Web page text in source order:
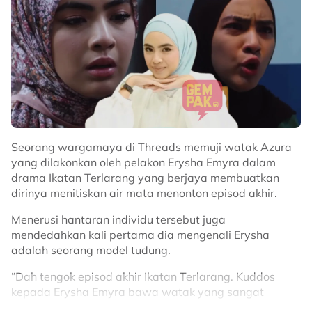
Seorang wargamaya di Threads memuji watak Azura
yang dilakonkan oleh pelakon Erysha Emyra dalam
drama Ikatan Terlarang yang berjaya membuatkan
dirinya menitiskan air mata menonton episod akhir.
Menerusi hantaran individu tersebut juga
mendedahkan kali pertama dia mengenali Erysha
adalah seorang model tudung.
“Dah tengok episod akhir Ikatan Terlarang. Kuddos
kepada Erysha Emyra bawa watak yang sangat